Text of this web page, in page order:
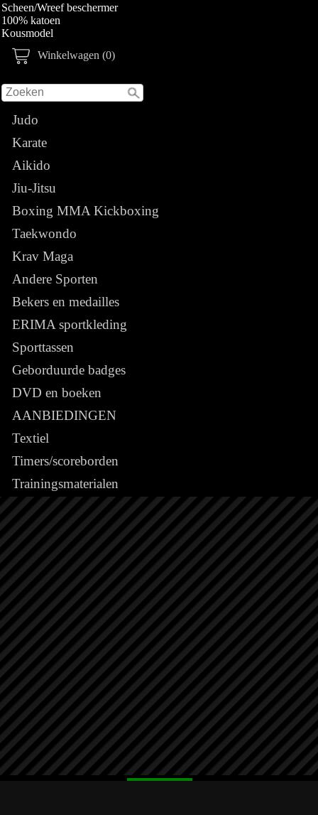
Winkelwagen (0)
Judo
Karate
Aikido
Jiu-Jitsu
Boxing MMA Kickboxing
Taekwondo
Krav Maga
Andere Sporten
Bekers en medailles
ERIMA sportkleding
Sporttassen
Geborduurde badges
DVD en boeken
AANBIEDINGEN
Textiel
Timers/scoreborden
Trainingsmaterialen
Scheen/Wreef beschermer
100% katoen
Kousmodel